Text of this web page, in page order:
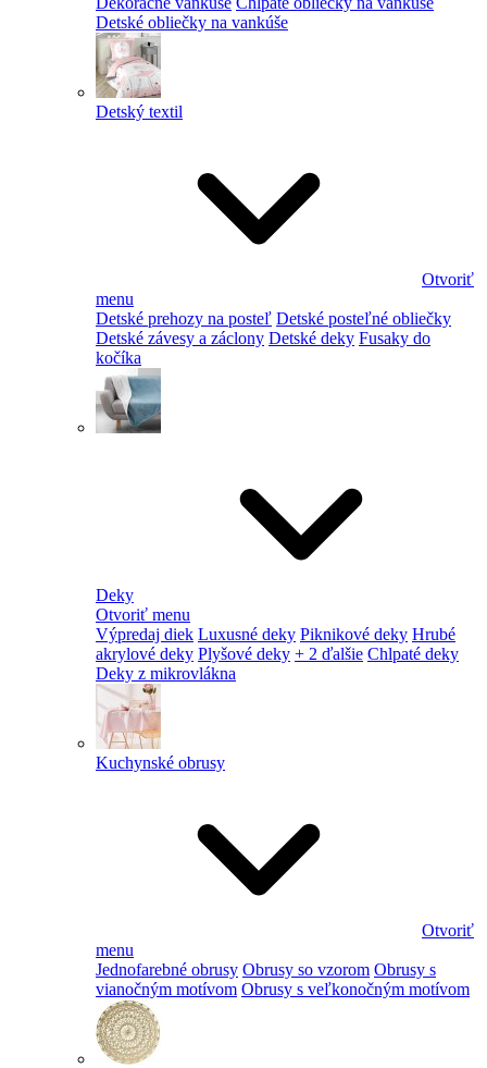
Detské obliečky na vankúše
Detský textil
Otvoriť
menu
Detské prehozy na posteľ Detské posteľné obliečky
Detské závesy a záclony Detské deky Fusaky do
kočíka
Deky
Otvoriť menu
Výpredaj diek Luxusné deky Piknikové deky Hrubé
akrylové deky Plyšové deky + 2 ďalšie Chlpaté deky
Deky z mikrovlákna
Kuchynské obrusy
Otvoriť
menu
Jednofarebné obrusy Obrusy so vzorom Obrusy s
vianočným motívom Obrusy s veľkonočným motívom